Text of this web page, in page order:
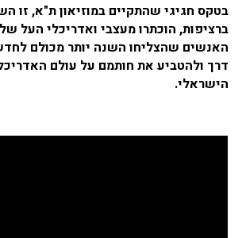
האנשים שהצליחו השנה יותר מכולם
דרך ולהטביע את חותמם על עולם
הישראלי.